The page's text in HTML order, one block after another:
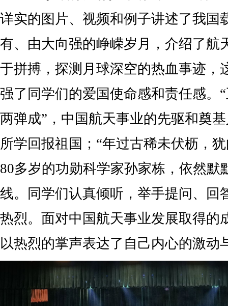
详实的图片、视频和例子讲述了我国
有、由大向强的峥嵘岁月，介绍了航
于拼搏，探测月球深空的热血事迹，
强了同学们的爱国使命感和责任感。
两弹成”，中国航天事业的先驱和奠
所学回报祖国；“年过古稀未伏枥，
80多岁的功勋科学家孙家栋，依然默
线。同学们认真倾听，举手提问、回
热烈。面对中国航天事业发展取得的
以热烈的掌声表达了自己内心的激动